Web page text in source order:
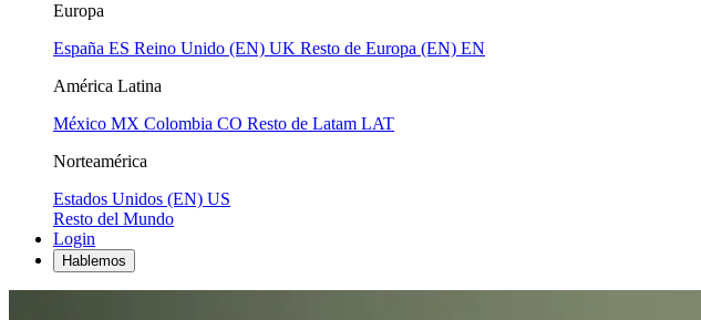
Europa
España ES Reino Unido (EN) UK Resto de Europa (EN) EN
América Latina
México MX Colombia CO Resto de Latam LAT
Norteamérica
Estados Unidos (EN) US
Resto del Mundo
Login
Hablemos